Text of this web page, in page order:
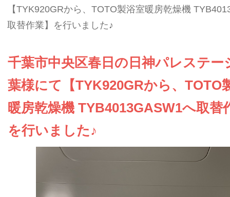
弊社の特色
お問い合わせ
【TYK920GRから、TOTO製浴室暖房乾燥機
取替作業】を行いました♪
千葉市中央区春日の日神パレステー
葉様にて【TYK920GRから、TOTO
暖房乾燥機 TYB4013GASW1へ取替
を行いました♪